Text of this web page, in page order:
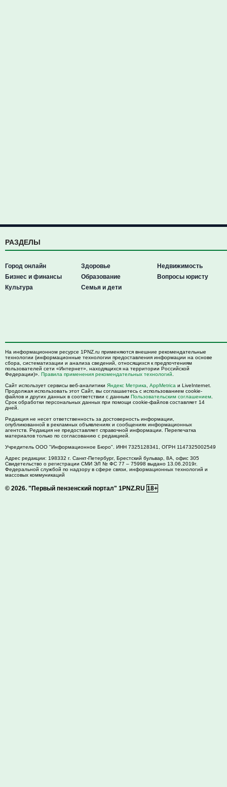
РАЗДЕЛЫ
Город онлайн
Бизнес и финансы
Культура
Здоровье
Образование
Семья и дети
Недвижимость
Вопросы юристу
На информационном ресурсе 1PNZ.ru применяются внешние рекомендательные
технологии (информационные технологии предоставления информации на основе
сбора, систематизации и анализа сведений, относящихся к предпочтениям
пользователей сети «Интернет», находящихся на территории Российской
Федерации)». Правила применения рекомендательных технологий
Сайт использует сервисы веб-аналитики Яндекс Метрика AppMetrica и LiveInternet.
Продолжая использовать этот Сайт, вы соглашаетесь с использованием cookie-
файлов и других данных в соответствии с данным Пользовательским соглашением
Срок обработки персональных данных при помощи cookie-файлов составляет 14
дней.
Редакция не несет ответственность за достоверность информации,
опубликованной в рекламных объявлениях и сообщениях информационных
агентств. Редакция не предоставляет справочной информации. Перепечатка
материалов только по согласованию с редакцией.
Учредитель ООО "Информационное Бюро". ИНН 7325128341, ОГРН 1147325002549
Адрес редакции: 198332 г. Санкт-Петербург, Брестский бульвар, 8А, офис 305
Свидетельство о регистрации СМИ ЭЛ № ФС 77 – 75998 выдано 13.06.2019г.
Федеральной службой по надзору в сфере связи, информационных технологий и
массовых коммуникаций
© 2026. "Первый пензенский портал" 1PNZ.RU 18+